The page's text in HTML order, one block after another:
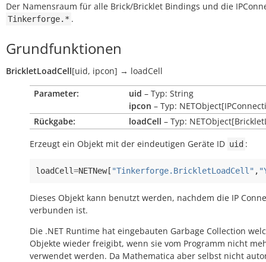
Der Namensraum für alle Brick/Bricklet Bindings und die
Tinkerforge.* .
Grundfunktionen
BrickletLoadCell[uid, ipcon] → loadCell
Parameter:
uid – Typ: String
ipcon – Typ:
Rückgabe:
loadCell – Typ:
Erzeugt ein Objekt mit der eindeutigen Geräte ID uid :
loadCell=NETNew[ "Tinkerforge.BrickletLoadCell" ,
Dieses Objekt kann benutzt werden, nachdem die IP
verbunden ist.
Die .NET Runtime hat eingebauten Garbage Collection
Objekte wieder freigibt, wenn sie vom Programm nicht
verwendet werden. Da Mathematica aber selbst nicht